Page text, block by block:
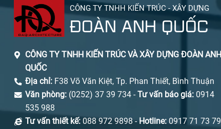
CÔNG TY TNHH KIẾN TRÚC - XÂY DỰNG
ĐOÀN ANH QUỐC
CÔNG TY TNHH KIẾN TRÚC VÀ XÂY DỰNG ĐOÀN ANH
QUỐC
Địa chỉ: F38 Võ Văn Kiệt, Tp. Phan Thiết, Bình Thuận
Văn phòng: (0252) 37 39 734 - Tư vấn báo giá:0914
535 988
Tư vấn thiết kế:088 972 9898 -Hotline:0917 71 73 79